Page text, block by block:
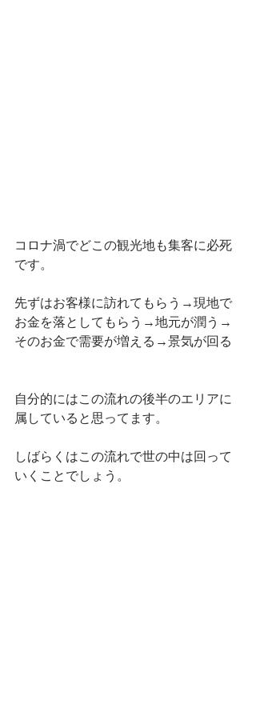
コロナ渦でどこの観光地も集客に必死
です。
先ずはお客様に訪れてもらう→現地で
お金を落としてもらう→地元が潤う→
そのお金で需要が増える→景気が回る
自分的にはこの流れの後半のエリアに
属していると思ってます。
しばらくはこの流れで世の中は回って
いくことでしょう。